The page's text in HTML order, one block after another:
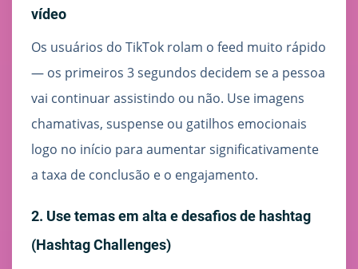
vídeo
Os usuários do TikTok rolam o feed muito rápido
— os primeiros 3 segundos decidem se a pessoa
vai continuar assistindo ou não. Use imagens
chamativas, suspense ou gatilhos emocionais
logo no início para aumentar significativamente
a taxa de conclusão e o engajamento.
2. Use temas em alta e desafios de hashtag
(Hashtag Challenges)